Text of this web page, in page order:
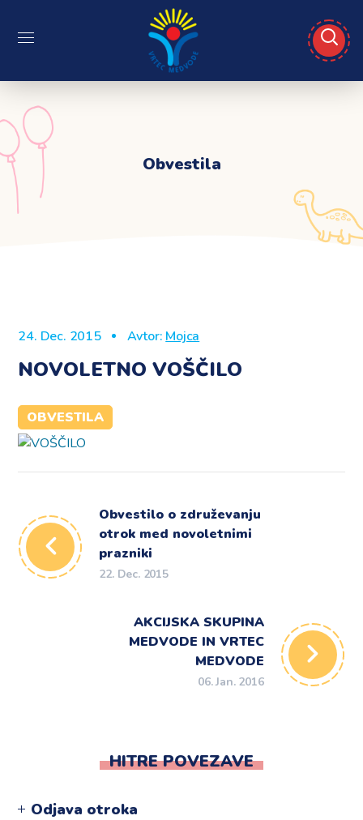
Obvestila
24. Dec. 2015 Avtor: Mojca
NOVOLETNO VOŠČILO
OBVESTILA
Obvestilo o združevanju
otrok med novoletnimi
prazniki
22. Dec. 2015
AKCIJSKA SKUPINA
MEDVODE IN VRTEC
MEDVODE
06. Jan. 2016
HITRE POVEZAVE
Odjava otroka